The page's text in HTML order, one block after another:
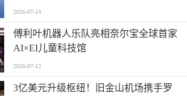
2026-07-14
傅利叶机器人乐队亮相奈尔宝全球首家
AI×EI儿童科技馆
2026-07-13
​3亿美元升级枢纽！旧金山机场携手罗